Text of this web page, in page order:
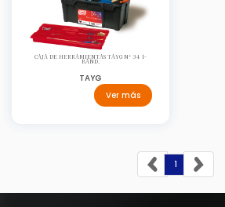
CAJA DE HERRAMIENTAS TAYG Nº 34 1-
BAND.
TAYG
Ver más
1